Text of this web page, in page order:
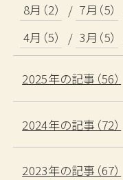
8月（2） 7月（5）
4月（5）
3月（5）
2025年の記事（56）
2024年の記事（72）
2023年の記事（67）